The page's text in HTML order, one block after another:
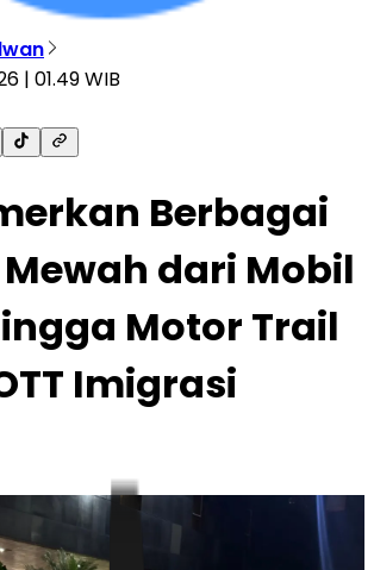
| 01.49 WIB
Berbagai
Mewah dari Mobil
Motor Trail
Imigrasi